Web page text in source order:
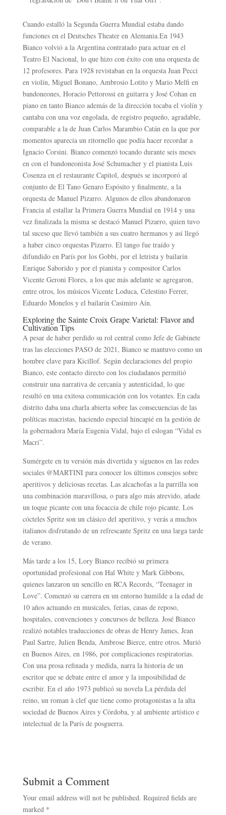
Cuando estalló la Segunda Guerra Mundial estaba dando
funciones en el Deutsches Theater en Alemania.​En 1943
Bianco volvió a la Argentina contratado para actuar en el
Teatro El Nacional, lo que hizo con éxito con una orquesta de
12 profesores. Para 1928 revistaban en la orquesta Juan Pecci
en violín, Miguel Bonano, Ambrosio Lotito y Mario Melfi en
bandoneones, Horacio Pettorossi en guitarra y José Cohan en
piano en tanto Bianco además de la dirección tocaba el violín y
cantaba con una voz engolada, de registro pequeño, agradable,
comparable a la de Juan Carlos Marambio Catán en la que por
momentos aparecía un ritornello que podía hacer recordar a
Ignacio Corsini. Bianco comenzó tocando durante seis meses
en con el bandoneonista José Schumacher y el pianista Luis
Cosenza en el restaurante Capitol, después se incorporó al
conjunto de El Tano Genaro Espósito y finalmente, a la
orquesta de Manuel Pizarro. Algunos de ellos abandonaron
Francia al estallar la Primera Guerra Mundial en 1914 y una
vez finalizada la misma se destacó Manuel Pizarro, quien tuvo
tal suceso que llevó también a sus cuatro hermanos y así llegó
a haber cinco orquestas Pizarro.​ El tango fue traído y
difundido en París por los Gobbi, por el letrista y bailarín
Enrique Saborido y por el pianista y compositor Carlos
Vicente Geroni Flores, a los que más adelante se agregaron,
entre otros, los músicos Vicente Loduca, Celestino Ferrer,
Eduardo Monelos y el bailarín Casimiro Aín.
Exploring the Sainte Croix Grape Varietal: Flavor and
Cultivation Tips
A pesar de haber perdido su rol central como Jefe de Gabinete
tras las elecciones PASO de 2021, Bianco se mantuvo como un
hombre clave para Kicillof. Según declaraciones del propio
Bianco, este contacto directo con los ciudadanos permitió
construir una narrativa de cercanía y autenticidad, lo que
resultó en una exitosa comunicación con los votantes. En cada
distrito daba una charla abierta sobre las consecuencias de las
políticas macristas, haciendo especial hincapié en la gestión de
la gobernadora María Eugenia Vidal, bajo el eslogan “Vidal es
Macri”.​
Sumérgete en tu versión más divertida y síguenos en las redes
sociales @MARTINI para conocer los últimos consejos sobre
aperitivos y deliciosas recetas. Las alcachofas a la parrilla son
una combinación maravillosa, o para algo más atrevido, añade
un toque picante con una focaccia de chile rojo picante. Los
cócteles Spritz son un clásico del aperitivo, y verás a muchos
italianos disfrutando de un refrescante Spritz en una larga tarde
de verano.
Más tarde a los 15, Lory Bianco recibió su primera
oportunidad profesional con Hal White y Mark Gibbons,
quienes lanzaron un sencillo en RCA Records, “Teenager in
Love”. Comenzó su carrera en un entorno humilde a la edad de
10 años actuando en musicales, ferias, casas de reposo,
hospitales, convenciones y concursos de belleza. José Bianco
realizó notables traducciones de obras de Henry James, Jean
Paul Sartre, Julien Benda, Ambrose Bierce, entre otros.​ Murió
en Buenos Aires, en 1986, por complicaciones respiratorias.
Con una prosa refinada y medida, narra la historia de un
escritor que se debate entre el amor y la imposibilidad de
escribir. En el año 1973 publicó su novela La pérdida del
reino, un roman à clef que tiene como protagonistas a la alta
sociedad de Buenos Aires y Córdoba, y al ambiente artístico e
intelectual de la París de posguerra.
Submit a Comment
Your email address will not be published. Required fields are
marked *